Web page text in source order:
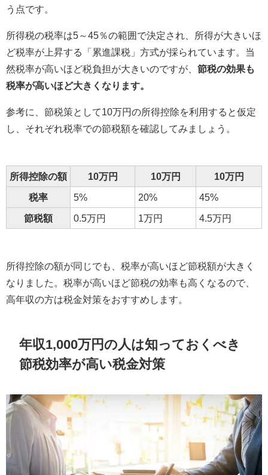
う点です。
所得税の税率は5～45％の範囲で決定され、所得が大きいほ
ど税率が上昇する「累進課税」方式が採られています。当
然税率が高いほど税負担が大きいのですが、 節税の効果も
税率が高いほど大きくなります。
参考に、節税策として10万円の所得控除を利用すると仮定
し、それぞれ税率での節税額を確認してみましょう。
所得控除の額 10万円 10万円 10万円
税率 5% 20% 45%
節税額 0.5万円 1万円 4.5万円
所得控除の額が同じでも、税率が高いほど節税額が大きく
なりました。税率が高いほど節税の効率も高くなるので、
高年収の方は税金対策をおすすめします。
年収1,000万円の人は知っておくべき
節税効率が高い税金対策